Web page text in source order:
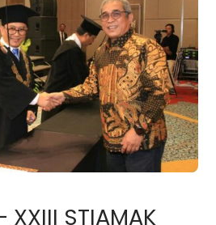
XXIII STIAMAK